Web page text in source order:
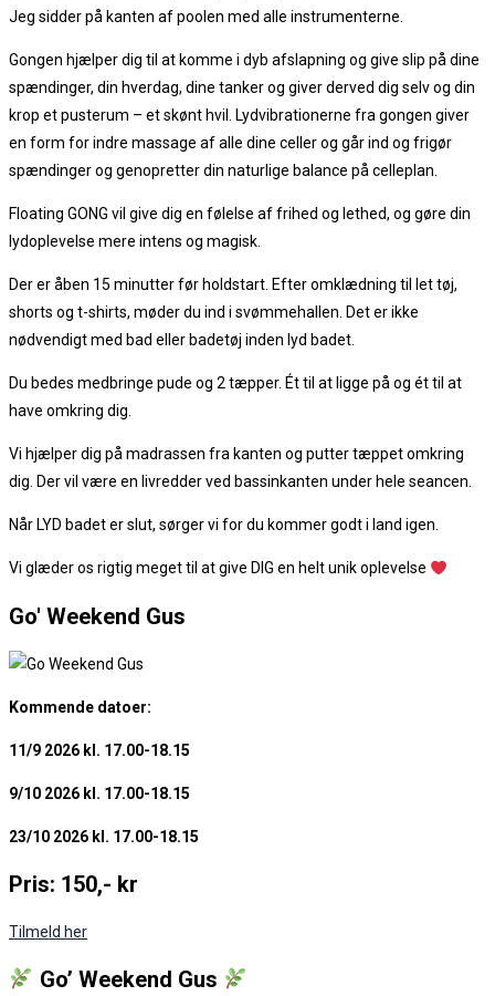
Jeg sidder på kanten af poolen med alle instrumenterne.
Gongen hjælper dig til at komme i dyb afslapning og give slip på dine
spændinger, din hverdag, dine tanker og giver derved dig selv og din
krop et pusterum – et skønt hvil. Lydvibrationerne fra gongen giver
en form for indre massage af alle dine celler og går ind og frigør
spændinger og genopretter din naturlige balance på celleplan.
Floating GONG vil give dig en følelse af frihed og lethed, og gøre din
lydoplevelse mere intens og magisk.
Der er åben 15 minutter før holdstart. Efter omklædning til let tøj,
shorts og t-shirts, møder du ind i svømmehallen. Det er ikke
nødvendigt med bad eller badetøj inden lyd badet.
Du bedes medbringe pude og 2 tæpper. Ét til at ligge på og ét til at
have omkring dig.
Vi hjælper dig på madrassen fra kanten og putter tæppet omkring
dig. Der vil være en livredder ved bassinkanten under hele seancen.
Når LYD badet er slut, sørger vi for du kommer godt i land igen.
Vi glæder os rigtig meget til at give DIG en helt unik oplevelse
Go' Weekend Gus
Kommende datoer:
11/9 2026 kl. 17.00-18.15
9/10 2026 kl. 17.00-18.15
23/10 2026 kl. 17.00-18.15
Pris: 150,- kr
Tilmeld her
Go’ Weekend Gus